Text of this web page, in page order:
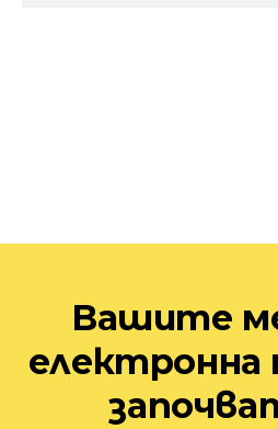
Вашите
електронна